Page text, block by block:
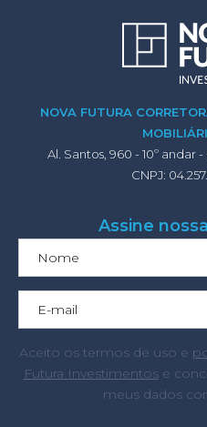
NOVA FUTURA
Al. Santos, 960 - 10º andar
CNPJ:
Assine
Aceito os termos de uso e
Futura Investimentose
meus dados